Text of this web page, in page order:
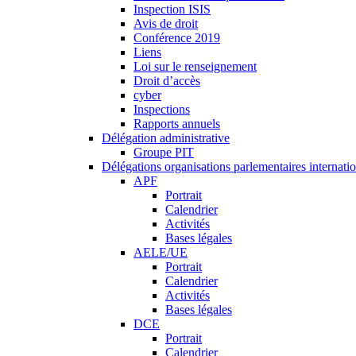
Inspection ISIS
Avis de droit
Conférence 2019
Liens
Loi sur le renseignement
Droit d’accès
cyber
Inspections
Rapports annuels
Délégation administrative
Groupe PIT
Délégations organisations parlementaires
APF
Portrait
Calendrier
Activités
Bases légales
AELE/UE
Portrait
Calendrier
Activités
Bases légales
DCE
Portrait
Calendrier